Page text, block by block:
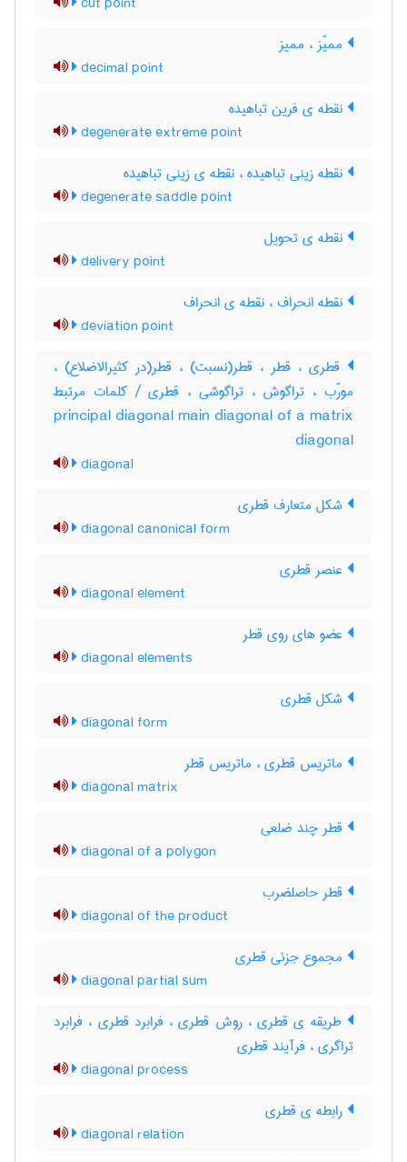
ممیّز ، ممیز
decimal point
نقطه ی فرین تباهیده
degenerate extreme point
نقطه زینی تباهیده ، نقطه ی زینی تباهیده
degenerate saddle point
نقطه ی تحویل
delivery point
نقطه انحراف ، نقطه ی انحراف
deviation point
قطری ، قطر ، قطر(نسبت) ، قطر(در کثیرالاضلاع) ،
مورّب ، تراگوش ، تراگوشی ، قطری / کلمات مرتبط
principal diagonal main diagonal of a matrix
diagonal
diagonal
شکل متعارف قطری
diagonal canonical form
عنصر قطری
diagonal element
عضو های روی قطر
diagonal elements
شکل قطری
diagonal form
ماتریس قطری ، ماتریس قطر
diagonal matrix
قطر چند ضلعی
diagonal of a polygon
قطر حاصلضرب
diagonal of the product
مجموع جزئی قطری
diagonal partial sum
طریقه ی قطری ، روش قطری ، فرابرد قطری ، فرابرد
تراگری ، فرآیند قطری
diagonal process
رابطه ی قطری
diagonal relation